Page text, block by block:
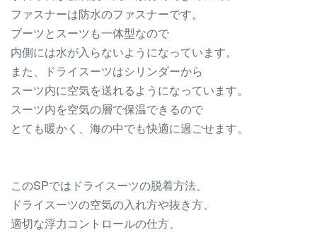
ファスナーは防水のファスナーです。
ブーツとスーツも一体型なので
内側には水が入らないようになっています。
また、ドライスーツはシリンダーから
スーツ内に空気を送れるようになっています。
スーツ内を空気の層で保温できるので
とても暖かく、海の中でも快適に過ごせます。
このSPではドライスーツの脱着方法、
ドライスーツの空気の入れ方や抜き方、
適切な浮力コントロールの仕方、